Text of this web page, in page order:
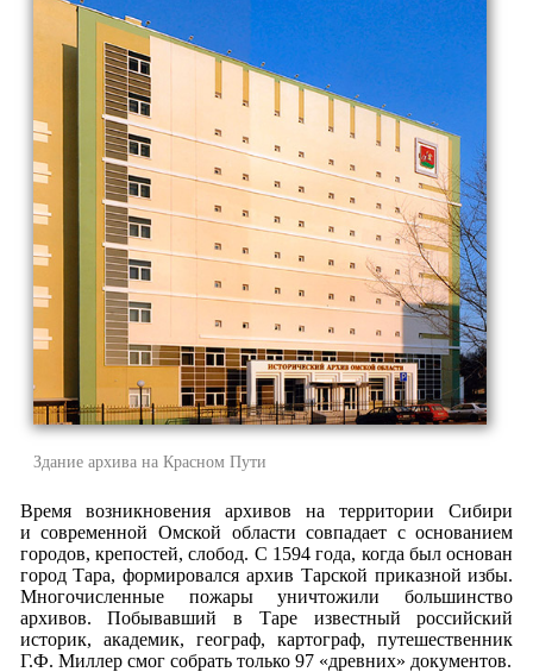
Здание архива на Красном Пути
Время возникновения архивов на территории Сибири
и современной Омской области совпадает с основанием
городов, крепостей, слобод. С 1594 года, когда был основан
город Тара, формировался архив Тарской приказной избы.
Многочисленные пожары уничтожили большинство
архивов. Побывавший в Таре известный российский
историк, академик, географ, картограф, путешественник
Г.Ф. Миллер смог собрать только 97 «древних» документов.